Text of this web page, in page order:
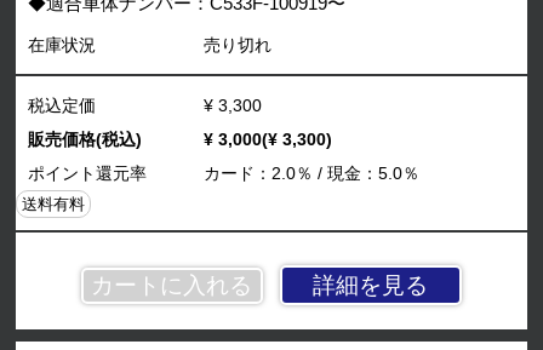
◆適合車体ナンバー：C533F-100919〜
在庫状況 売り切れ
詳細を見る
税込定価
¥ 3,300
販売価格(税込)
¥ 3,000(¥ 3,300)
ポイント還元率
カード：2.0％ / 現金：5.0％
送料有料